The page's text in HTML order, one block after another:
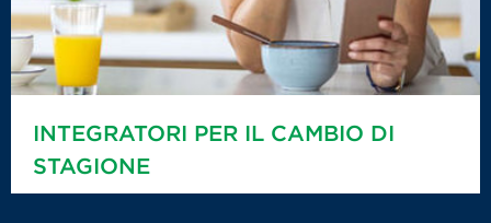
INTEGRATORI PER IL CAMBIO DI
STAGIONE